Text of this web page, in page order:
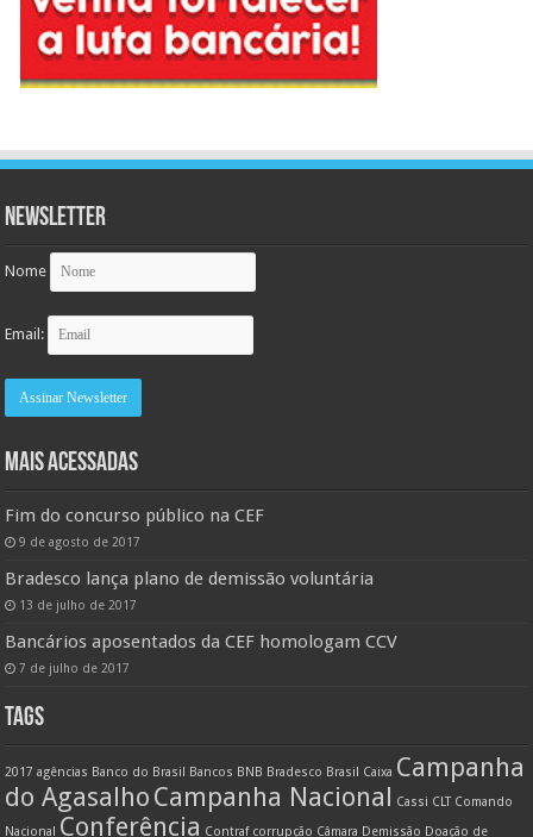
Newsletter
Nome
Email:
MAIS ACESSADAS
Fim do concurso público na CEF
9 de agosto de 2017
Bradesco lança plano de demissão voluntária
13 de julho de 2017
Bancários aposentados da CEF homologam CCV
7 de julho de 2017
TAGS
2017 agências Banco do Brasil Bancos BNB Bradesco Brasil Caixa Campanha
do Agasalho Campanha Nacional Cassi CLT Comando
Nacional Conferência Contraf corrupção Câmara Demissão Doação de